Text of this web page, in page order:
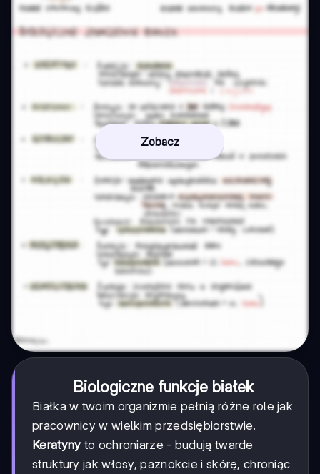
Zobacz
Biologiczne funkcje białek
Białka w twoim organizmie pełnią różne role jak
pracownicy w wielkim przedsiębiorstwie.
Keratyny to ochroniarze - budują twarde
struktury jak włosy, paznokcie i skórę, chroniąc